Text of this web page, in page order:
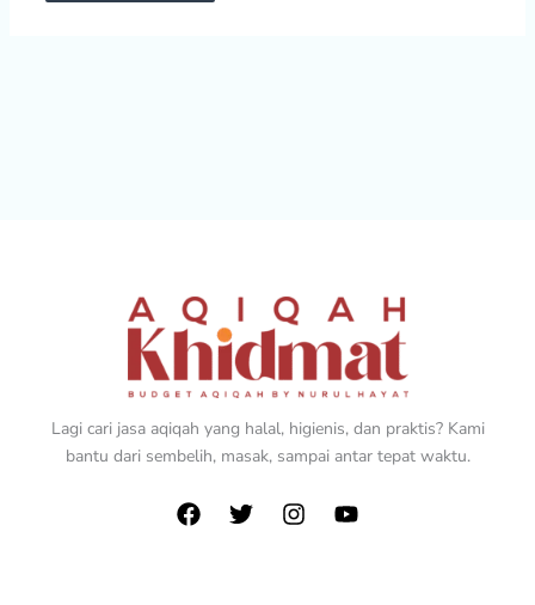
Lagi cari jasa aqiqah yang halal, higienis, dan praktis? Kami
bantu dari sembelih, masak, sampai antar tepat waktu.